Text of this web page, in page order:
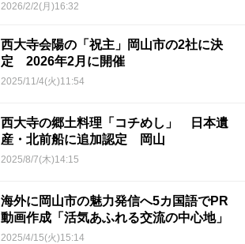
2026/2/2(月)16:32
西大寺会陽の「祝主」岡山市の2社に決
定 2026年2月に開催
2025/11/4(火)11:54
西大寺の郷土料理「コチめし」 日本遺
産・北前船に追加認定 岡山
2025/8/7(木)14:15
海外に岡山市の魅力発信へ5カ国語でPR
動画作成「活気あふれる交流の中心地」
2025/4/15(火)15:14